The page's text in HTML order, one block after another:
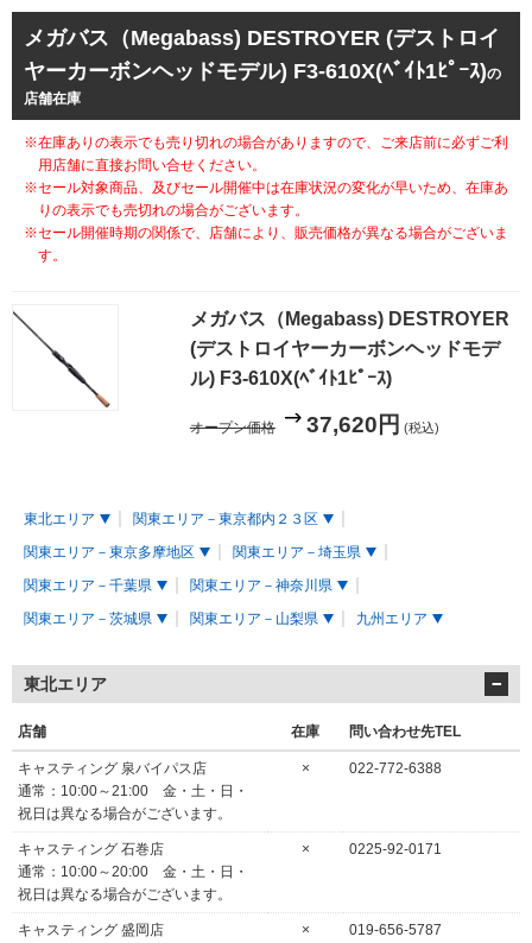
メガバス（Megabass) DESTROYER (デストロイ
ヤーカーボンヘッドモデル) F3-610X(ﾍﾞｲﾄ1ﾋﾟｰｽ)の
店舗在庫
※在庫ありの表示でも売り切れの場合がありますので、ご来店前に必ずご利
用店舗に直接お問い合せください。
※セール対象商品、及びセール開催中は在庫状況の変化が早いため、在庫あ
りの表示でも売切れの場合がございます。
※セール開催時期の関係で、店舗により、販売価格が異なる場合がございま
す。
メガバス（Megabass) DESTROYER
(デストロイヤーカーボンヘッドモデ
ル) F3-610X(ﾍﾞｲﾄ1ﾋﾟｰｽ)
オープン価格 37,620円 (税込)
東北エリア
関東エリア－東京都内２３区
関東エリア－東京多摩地区
関東エリア－埼玉県
関東エリア－千葉県
関東エリア－神奈川県
関東エリア－茨城県
関東エリア－山梨県 九州エリア
東北エリア
店舗 在庫 問い合わせ先TEL
キャスティング 泉バイパス店
通常：10:00～21:00 金・土・日・
祝日は異なる場合がございます。
× 022-772-6388
キャスティング 石巻店
通常：10:00～20:00 金・土・日・
祝日は異なる場合がございます。
× 0225-92-0171
キャスティング 盛岡店
× 019-656-5787